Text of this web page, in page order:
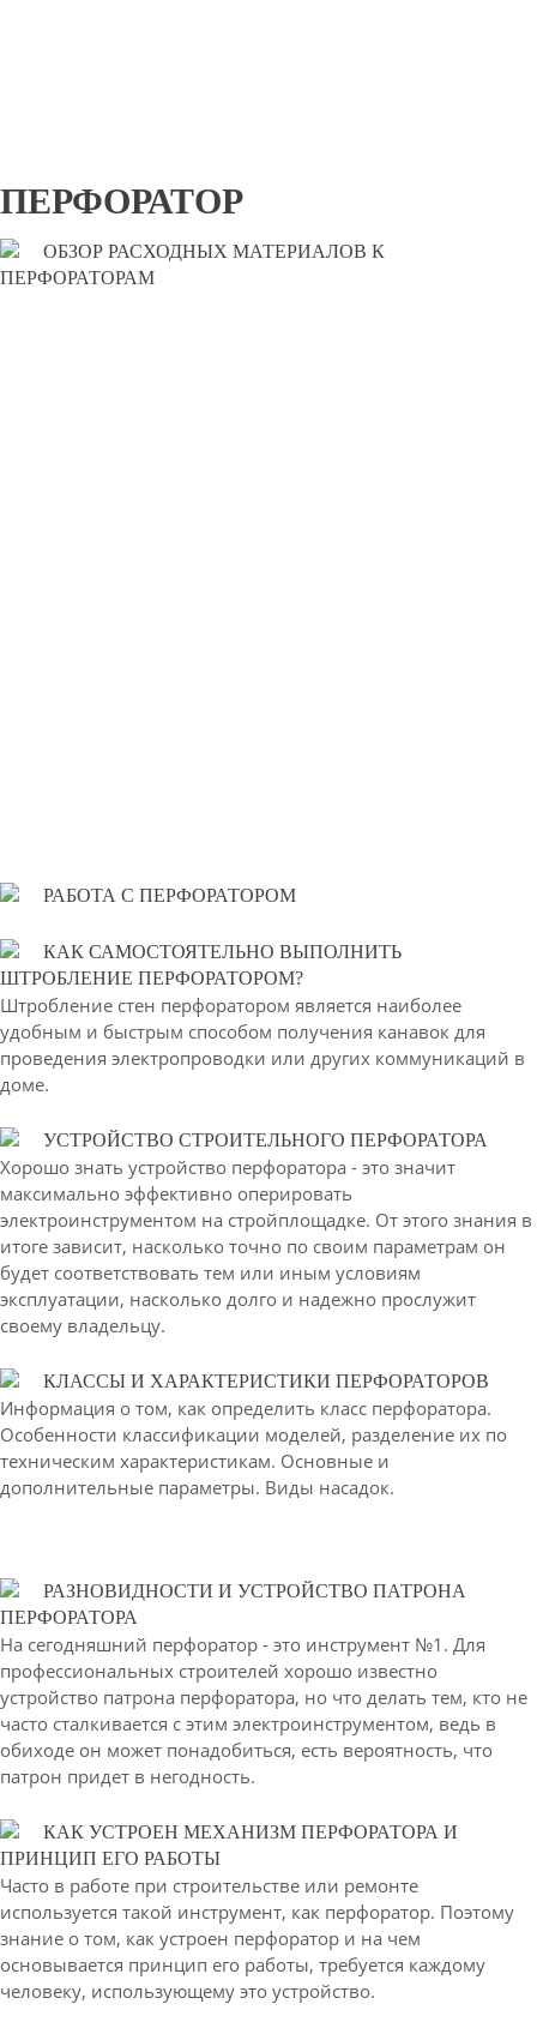
ПЕРФОРАТОР
ОБЗОР РАСХОДНЫХ МАТЕРИАЛОВ К
ПЕРФОРАТОРАМ
РАБОТА С ПЕРФОРАТОРОМ
КАК САМОСТОЯТЕЛЬНО ВЫПОЛНИТЬ
ШТРОБЛЕНИЕ ПЕРФОРАТОРОМ?
Штробление стен перфоратором является наиболее
удобным и быстрым способом получения канавок для
проведения электропроводки или других коммуникаций в
доме.
УСТРОЙСТВО СТРОИТЕЛЬНОГО ПЕРФОРАТОРА
Хорошо знать устройство перфоратора - это значит
максимально эффективно оперировать
электроинструментом на стройплощадке. От этого знания в
итоге зависит, насколько точно по своим параметрам он
будет соответствовать тем или иным условиям
эксплуатации, насколько долго и надежно прослужит
своему владельцу.
КЛАССЫ И ХАРАКТЕРИСТИКИ ПЕРФОРАТОРОВ
Информация о том, как определить класс перфоратора.
Особенности классификации моделей, разделение их по
техническим характеристикам. Основные и
дополнительные параметры. Виды насадок.
РАЗНОВИДНОСТИ И УСТРОЙСТВО ПАТРОНА
ПЕРФОРАТОРА
На сегодняшний перфоратор - это инструмент №1. Для
профессиональных строителей хорошо известно
устройство патрона перфоратора, но что делать тем, кто не
часто сталкивается с этим электроинструментом, ведь в
обиходе он может понадобиться, есть вероятность, что
патрон придет в негодность.
КАК УСТРОЕН МЕХАНИЗМ ПЕРФОРАТОРА И
ПРИНЦИП ЕГО РАБОТЫ
Часто в работе при строительстве или ремонте
используется такой инструмент, как перфоратор. Поэтому
знание о том, как устроен перфоратор и на чем
основывается принцип его работы, требуется каждому
человеку, использующему это устройство.